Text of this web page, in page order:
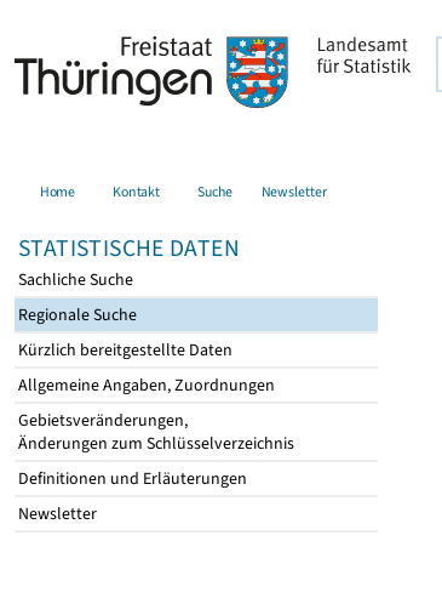
Home Kontakt Suche Newsletter
STATISTISCHE DATEN
Sachliche Suche
Regionale Suche
Kürzlich bereitgestellte Daten
Allgemeine Angaben, Zuordnungen
Gebietsveränderungen,
Änderungen zum Schlüsselverzeichnis
Definitionen und Erläuterungen
Newsletter